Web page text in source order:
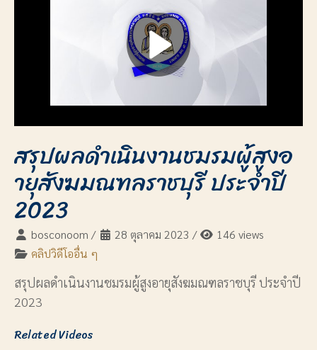
สรุปผลดำเนินงานชมรมผู้สูงอ
ายุสังฆมณฑลราชบุรี ประจำปี
2023
bosconoom / 28 ตุลาคม 2023 /
146 views
คลิปวิดีโออื่น ๆ
สรุปผลดำเนินงานชมรมผู้สูงอายุสังฆมณฑลราชบุรี ประจำปี
2023
Related Videos